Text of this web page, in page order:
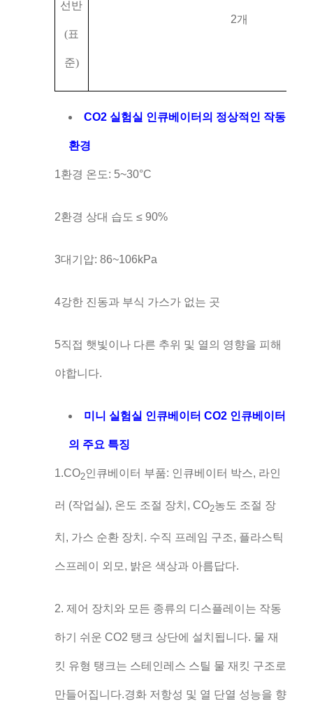
선반
(표
준)
2개
CO2 실험실 인큐베이터의 정상적인 작동
환경
1환경 온도: 5~30°C
2환경 상대 습도 ≤ 90%
3대기압: 86~106kPa
4강한 진동과 부식 가스가 없는 곳
5직접 햇빛이나 다른 추위 및 열의 영향을 피해
야합니다.
미니 실험실 인큐베이터 CO2 인큐베이터
의 주요 특징
1.CO2인큐베이터 부품: 인큐베이터 박스, 라인
러 (작업실), 온도 조절 장치, CO2농도 조절 장
치, 가스 순환 장치. 수직 프레임 구조, 플라스틱
스프레이 외모, 밝은 색상과 아름답다.
2. 제어 장치와 모든 종류의 디스플레이는 작동
하기 쉬운 CO2 탱크 상단에 설치됩니다. 물 재
킷 유형 탱크는 스테인레스 스틸 물 재킷 구조로
만들어집니다.경화 저항성 및 열 단열 성능을 향